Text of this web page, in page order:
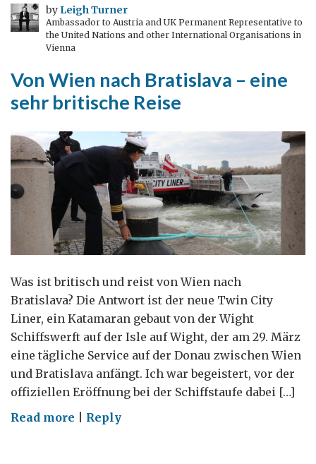
by Leigh Turner
Ambassador to Austria and UK Permanent Representative to
the United Nations and other International Organisations in
Vienna
Von Wien nach Bratislava – eine
sehr britische Reise
Was ist britisch und reist von Wien nach
Bratislava? Die Antwort ist der neue Twin City
Liner, ein Katamaran gebaut von der Wight
Schiffswerft auf der Isle auf Wight, der am 29. März
eine tägliche Service auf der Donau zwischen Wien
und Bratislava anfängt. Ich war begeistert, vor der
offiziellen Eröffnung bei der Schiffstaufe dabei […]
Read more onReply